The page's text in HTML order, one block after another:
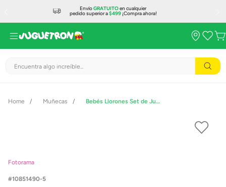
EnvíoGRATUITOen cualquier
pedido superior a$499¡Compra ahora!
Encuentra algo increíble...
Muñecas Bebés Llorones Set de Juego Katie Beach Babies
Fotorama
10851490-5